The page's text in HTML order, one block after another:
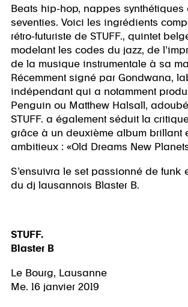
Beats hip-hop, nappes synthétiques
seventies. Voici les ingrédients
rétro-futuriste de STUFF., quintet
modelant les codes du jazz, de
de la musique instrumentale à sa
Récemment signé par Gondwana,
indépendant qui a notamment
Penguin ou Matthew Halsall,
STUFF. a également séduit la
grâce à un deuxième album brillant
ambitieux : «Old Dreams New
S’ensuivra le set passionné de funk
du dj lausannois Blaster B.
STUFF.
Blaster B
Le Bourg, Lausanne
Me. 16 janvier 2019